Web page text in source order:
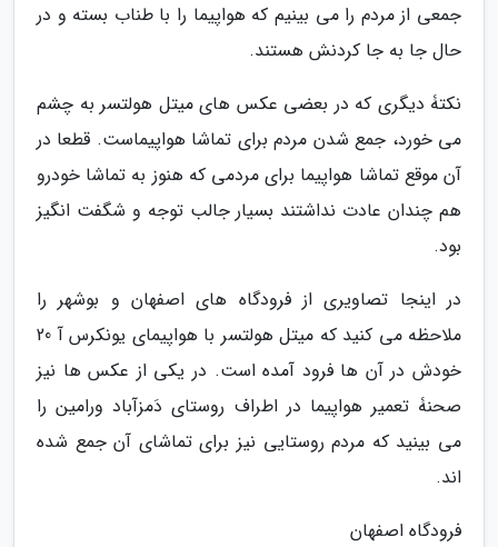
جمعی از مردم را می بینیم که هواپیما را با طناب بسته و در
حال جا به جا کردنش هستند.
نکتۀ دیگری که در بعضی عکس های میتل هولتسر به چشم
می خورد، جمع شدن مردم برای تماشا هواپیماست. قطعا در
آن موقع تماشا هواپیما برای مردمی که هنوز به تماشا خودرو
هم چندان عادت نداشتند بسیار جالب توجه و شگفت انگیز
بود.
در اینجا تصاویری از فرودگاه های اصفهان و بوشهر را
ملاحظه می کنید که میتل هولتسر با هواپیمای یونکرس آ 20
خودش در آن ها فرود آمده است. در یکی از عکس ها نیز
صحنۀ تعمیر هواپیما در اطراف روستای دَمزآباد ورامین را
می بینید که مردم روستایی نیز برای تماشای آن جمع شده
اند.
فرودگاه اصفهان